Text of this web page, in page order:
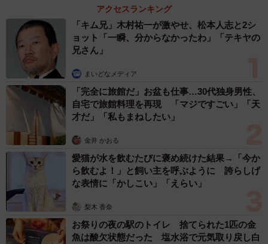
アクセスランキング
「キム兄」木村祐一が激やせ、松本人志と2シ
ョット「一瞬、分からなかったわ」「テキヤの
兄さん」
まいどなメディア
「完全に旅館だ」お盆も仕事…30代独身男性、
自宅で旅館料理を再現 「マジですごい」「天
才だ」「私もまねしたい」
金井 かおる
愛猫が水を飲むたびに褒め続けた結果→「今か
ら飲むよ！」と飼い主を呼ぶように 誇らしげ
な表情に「かしこい」「えらい」
梨木 香奈
お祭りの夜の駅のトイレ 捨てられた1匹の金
魚は酸欠状態だった 塩水浴で元気取り戻し白